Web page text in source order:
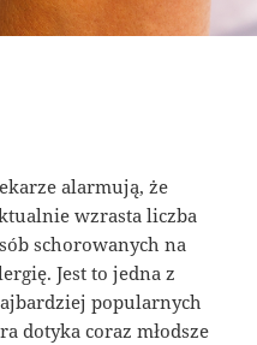
alarmują, że
wzrasta liczba
schorowanych na
Jest to jedna z
popularnych
dotyka coraz młodsze